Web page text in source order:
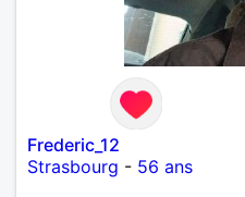
Frederic_12
Strasbourg - 56 ans